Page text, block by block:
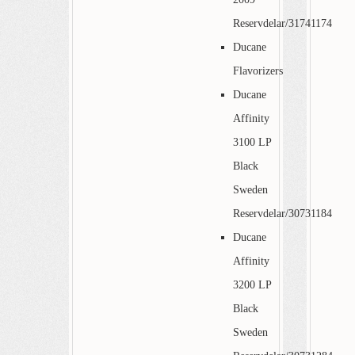
Reservdelar/31741174
Ducane
Flavorizers
Ducane
Affinity
3100 LP
Black
Sweden
Reservdelar/30731184
Ducane
Affinity
3200 LP
Black
Sweden